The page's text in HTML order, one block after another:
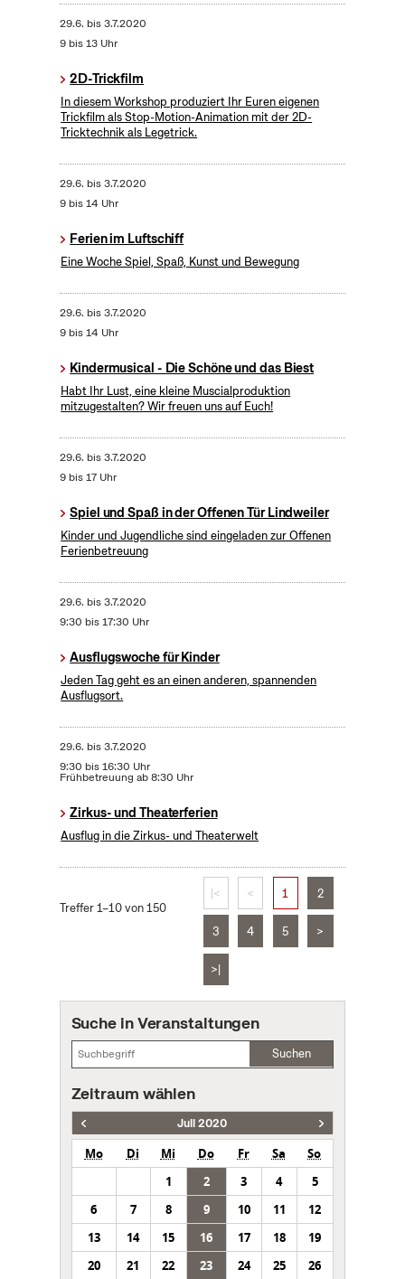
29.6. bis3.7.2020
9 bis 13 Uhr
2D-Trickfilm
In diesem Workshop produziert Ihr Euren eigenen
Trickfilm als Stop-Motion-Animation mit der 2D-
Tricktechnik als Legetrick.
29.6. bis3.7.2020
9 bis 14 Uhr
Ferien im Luftschiff
Eine Woche Spiel, Spaß, Kunst und Bewegung
29.6. bis3.7.2020
9 bis 14 Uhr
Kindermusical - Die Schöne und das Biest
Habt Ihr Lust, eine kleine Muscialproduktion
mitzugestalten? Wir freuen uns auf Euch!
29.6. bis3.7.2020
9 bis 17 Uhr
Spiel und Spaß in der Offenen Tür Lindweiler
Kinder und Jugendliche sind eingeladen zur Offenen
Ferienbetreuung
29.6. bis3.7.2020
9:30 bis 17:30 Uhr
Ausflugswoche für Kinder
Jeden Tag geht es an einen anderen, spannenden
Ausflugsort.
29.6. bis3.7.2020
9:30 bis 16:30 Uhr
Frühbetreuung ab 8:30 Uhr
Zirkus- und Theaterferien
Ausflug in die Zirkus- und Theaterwelt
Treffer 1–10 von 150
|< < 1 2
3 4 5 >
>|
Suche in Veranstaltungen
Suchen
Zeitraum wählen
Juli 2020
Mo Di Mi Do Fr Sa
So
1
2 3 4
5
6
7 8 9 10 11
12
13
14 15 16 17 18
19
20
21 22 23 24 25
26